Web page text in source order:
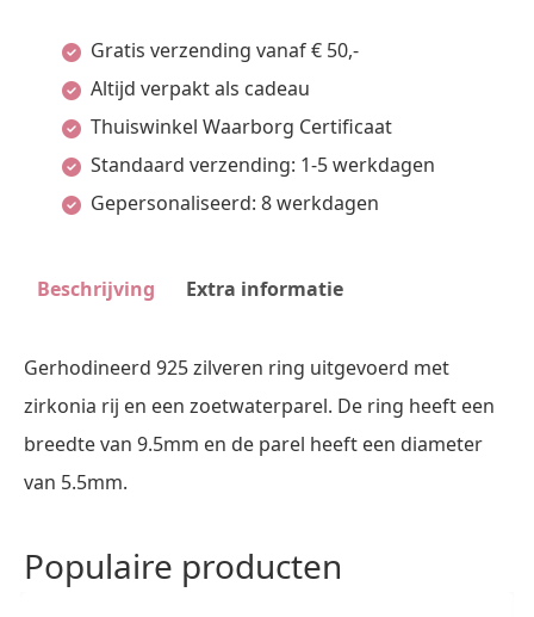
Parel
Zilver
Gerhodineerd
aantal
Gratis verzending vanaf € 50,-
Altijd verpakt als cadeau
Thuiswinkel Waarborg Certificaat
Standaard verzending: 1-5 werkdagen
Gepersonaliseerd: 8 werkdagen
Beschrijving Extra informatie
Gerhodineerd 925 zilveren ring uitgevoerd met
zirkonia rij en een zoetwaterparel. De ring heeft een
breedte van 9.5mm en de parel heeft een diameter
van 5.5mm.
Populaire producten